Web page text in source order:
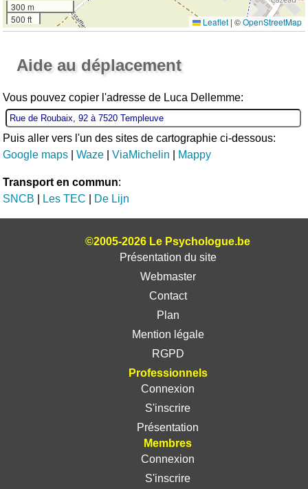
300 m
500 ft
Leaflet | ©OpenStreetMap
Aide au déplacement
Vous pouvez copier l'adresse de Luca Dellemme:
Puis aller vers l'un des sites de cartographie ci-dessous:
Google maps |Waze |ViaMichelin Mappy
Transport en commun:
SNCB
Les TEC De Lijn
©2005-2026 Le Psychologue.be
Présentation du site
Webmaster
Contact
Plan
Mention légale
RGPD
Professionnels
Connexion
S'inscrire
Présentation
Membres
Connexion
S'inscrire